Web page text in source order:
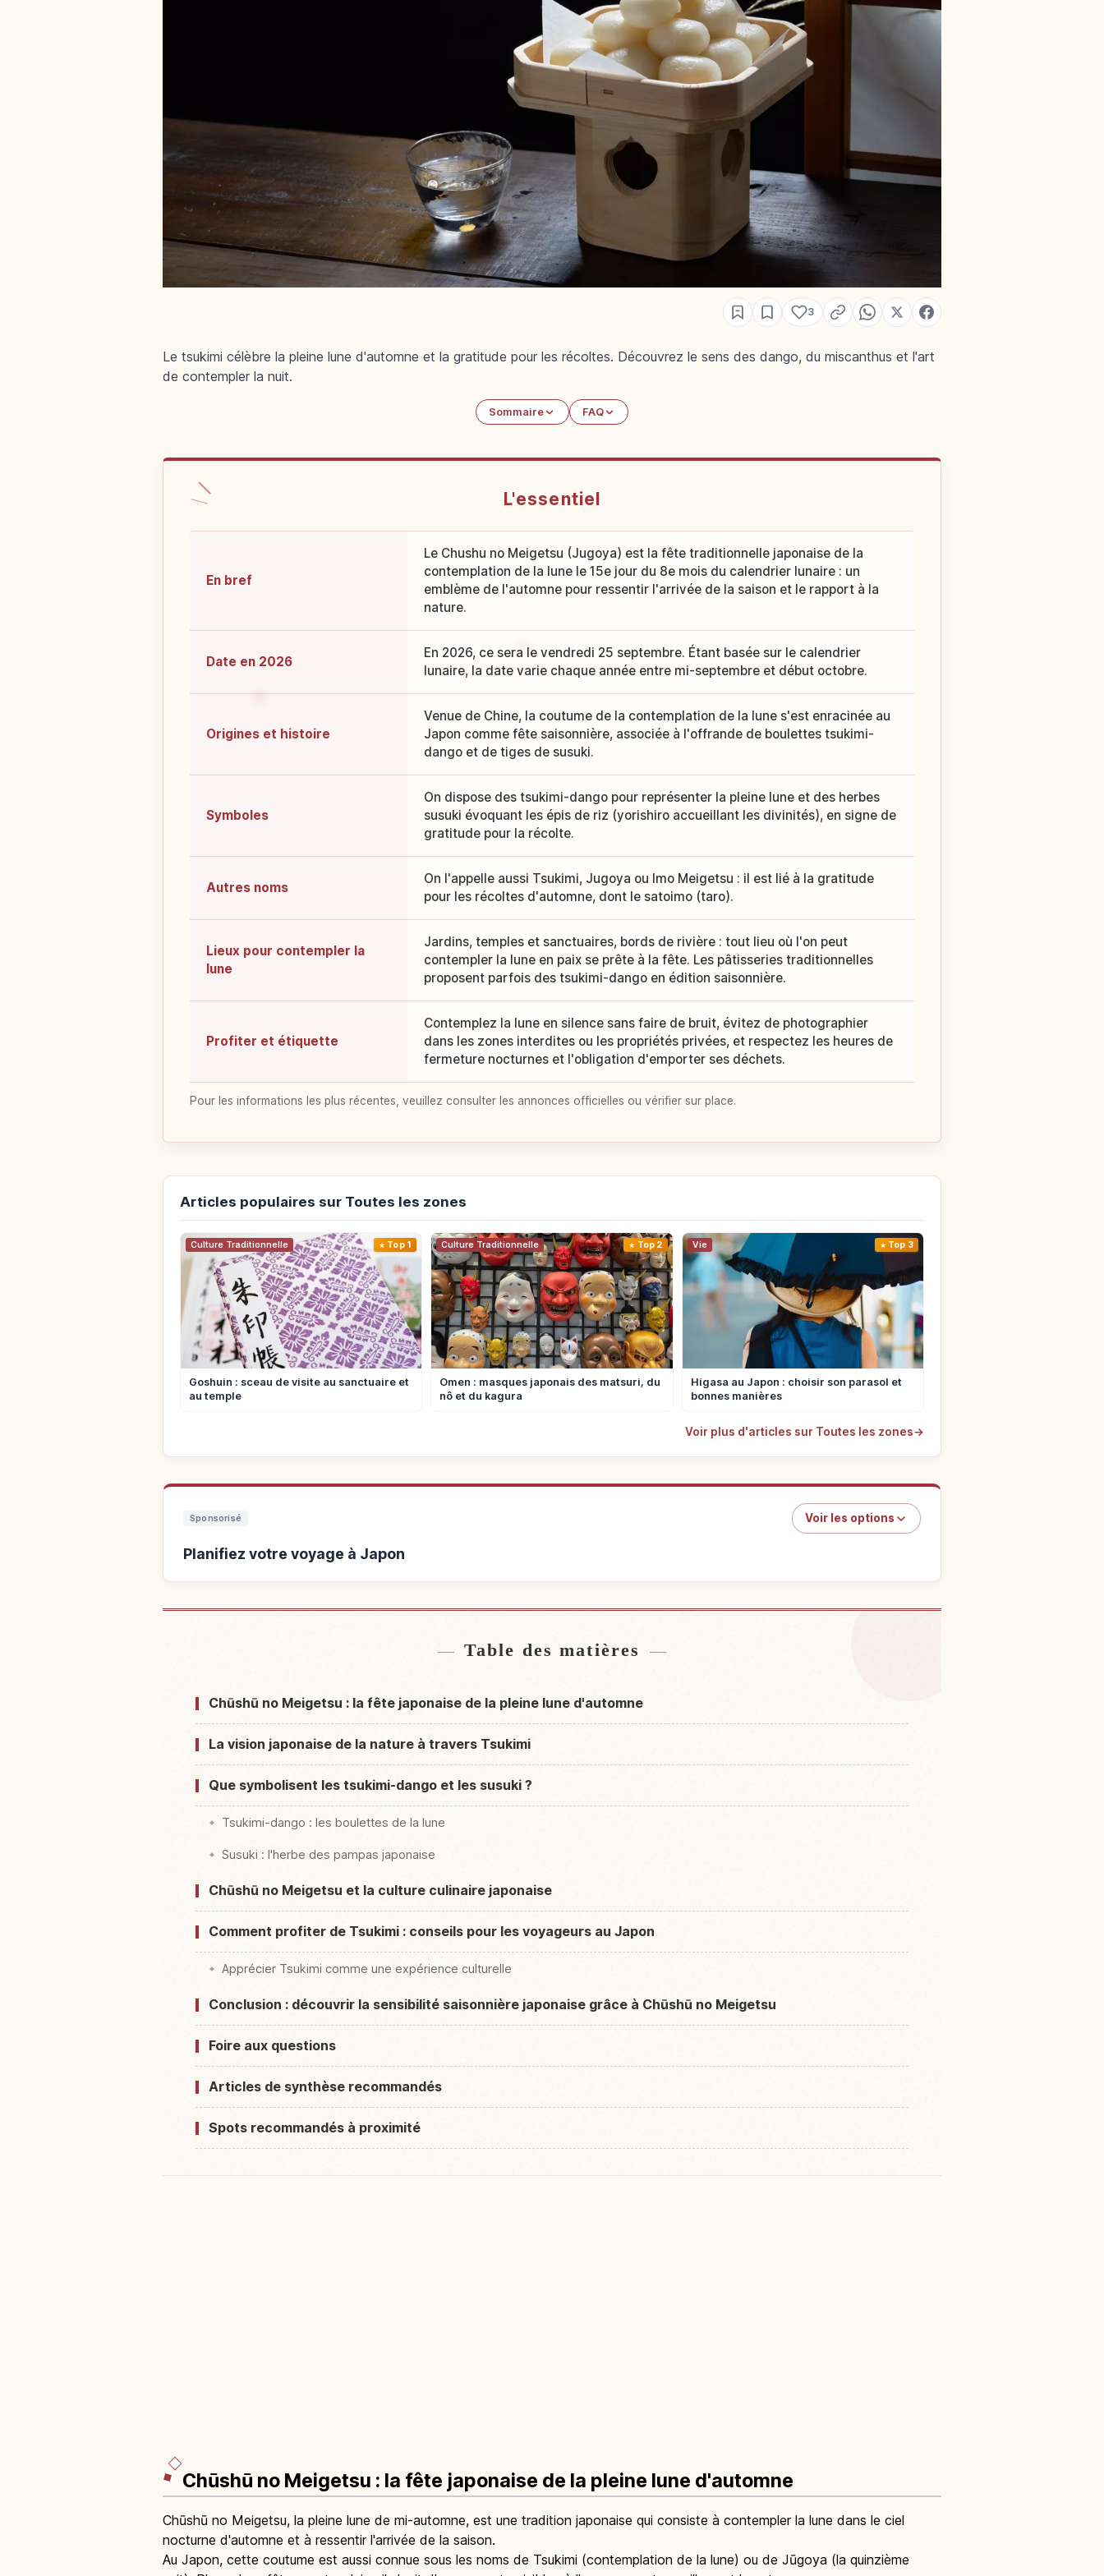
3
Le tsukimi célèbre la pleine lune d'automne et la gratitude pour les récoltes. Découvrez le sens des dango, du miscanthus et l'art
de contempler la nuit.
Sommaire FAQ
L'essentiel
En bref
Le Chushu no Meigetsu (Jugoya) est la fête traditionnelle japonaise de la
contemplation de la lune le 15e jour du 8e mois du calendrier lunaire : un
emblème de l'automne pour ressentir l'arrivée de la saison et le rapport à la
nature.
Date en 2026
En 2026, ce sera le vendredi 25 septembre. Étant basée sur le calendrier
lunaire, la date varie chaque année entre mi-septembre et début octobre.
Origines et histoire
Venue de Chine, la coutume de la contemplation de la lune s'est enracinée au
Japon comme fête saisonnière, associée à l'offrande de boulettes tsukimi-
dango et de tiges de susuki.
Symboles
On dispose des tsukimi-dango pour représenter la pleine lune et des herbes
susuki évoquant les épis de riz (yorishiro accueillant les divinités), en signe de
gratitude pour la récolte.
Autres noms
On l'appelle aussi Tsukimi, Jugoya ou Imo Meigetsu : il est lié à la gratitude
pour les récoltes d'automne, dont le satoimo (taro).
Lieux pour contempler la
lune
Jardins, temples et sanctuaires, bords de rivière : tout lieu où l'on peut
contempler la lune en paix se prête à la fête. Les pâtisseries traditionnelles
proposent parfois des tsukimi-dango en édition saisonnière.
Profiter et étiquette
Contemplez la lune en silence sans faire de bruit, évitez de photographier
dans les zones interdites ou les propriétés privées, et respectez les heures de
fermeture nocturnes et l'obligation d'emporter ses déchets.
Pour les informations les plus récentes, veuillez consulter les annonces officielles ou vérifier sur place.
Articles populaires sur Toutes les zones
Culture Traditionnelle Top 1
Goshuin : sceau de visite au sanctuaire et
au temple
Culture Traditionnelle Top 2
Omen : masques japonais des matsuri, du
nô et du kagura
Vie Top 3
Higasa au Japon : choisir son parasol et
bonnes manières
Voir plus d'articles sur Toutes les zones→
Sponsorisé Voir les options
Planifiez votre voyage à Japon
Table des matières
Chūshū no Meigetsu : la fête japonaise de la pleine lune d'automne
La vision japonaise de la nature à travers Tsukimi
Que symbolisent les tsukimi-dango et les susuki ?
Tsukimi-dango : les boulettes de la lune
Susuki : l'herbe des pampas japonaise
Chūshū no Meigetsu et la culture culinaire japonaise
Comment profiter de Tsukimi : conseils pour les voyageurs au Japon
Apprécier Tsukimi comme une expérience culturelle
Conclusion : découvrir la sensibilité saisonnière japonaise grâce à Chūshū no Meigetsu
Foire aux questions
Articles de synthèse recommandés
Spots recommandés à proximité
Chūshū no Meigetsu : la fête japonaise de la pleine lune d'automne
Chūshū no Meigetsu, la pleine lune de mi-automne, est une tradition japonaise qui consiste à contempler la lune dans le ciel
nocturne d'automne et à ressentir l'arrivée de la saison.
Au Japon, cette coutume est aussi connue sous les noms de Tsukimi (contemplation de la lune) ou de Jūgoya (la quinzième